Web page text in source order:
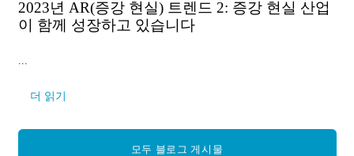
2023년 AR(증강 현실) 트렌드 2: 증강 현실 산업
이 함께 성장하고 있습니다
...
더 읽기
모두 블로그 게시물